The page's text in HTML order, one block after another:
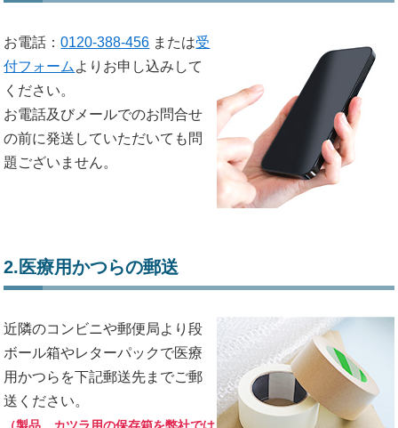
お電話：0120-388-456 または受
付フォームよりお申し込みして
ください。
お電話及びメールでのお問合せ
の前に発送していただいても問
題ございません。
2.医療用かつらの郵送
近隣のコンビニや郵便局より段
ボール箱やレターパックで医療
用かつらを下記郵送先までご郵
送ください。